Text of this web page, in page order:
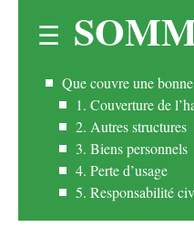
Que couvre une
1. Couverture de
2. Autres structures
3. Biens personnels
4. Perte d’usage
5. Responsabilité